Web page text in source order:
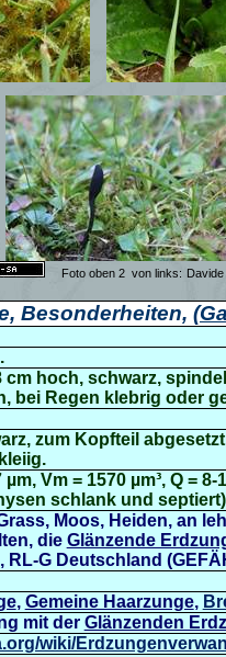
Foto oben 2 von links: Davide
Besonderheiten,
cm hoch, schwarz,
bei Regen klebrig oder
zum Kopfteil
µm, Vm = 1570 µm³, Q
schlank und
Moos, Heiden, an
die Glänzende
RL-G Deutschland
, Gemeine Haarzunge,
mit der Glänzenden
wiki/